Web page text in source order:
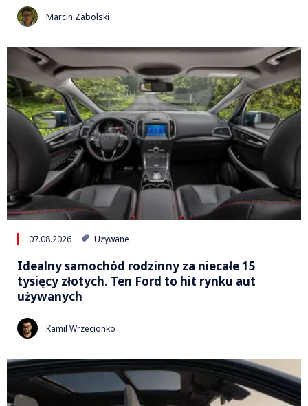
Marcin Zabolski
07.08.2026 Używane
Idealny samochód rodzinny za niecałe 15
tysięcy złotych. Ten Ford to hit rynku aut
używanych
Kamil Wrzecionko